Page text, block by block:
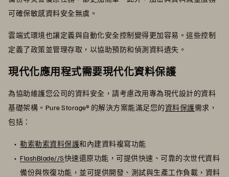
可確保敏感資料安全無虞。
雲端式環境也讓定義與自動化安全控制變得更加容易。這些控制
定義了政策並管理存取，以協助預防和偵測資料遺失。
現代化應用程式需要現代化資料保護
為協助維護您公司的資料安全，請考慮改用專為現代設計的資料
基礎架構。Pure Storage® 的解決方案能滿足您的資料保護需求，
包括：
勒索勒索資料保護和內建資料複寫功能
FlashBlade//S快速還原功能，可提供快速、可靠的次世代資料
備份與恢復功能，並可提供開發、測試與生產工作負載，資料